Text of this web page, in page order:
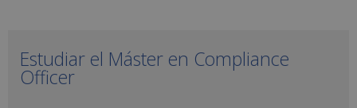
Estudiar el Máster en Compliance
Officer